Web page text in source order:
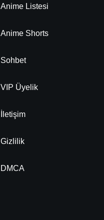
Anime Listesi
Anime Shorts
Sohbet
VIP Üyelik
İletişim
Gizlilik
DMCA